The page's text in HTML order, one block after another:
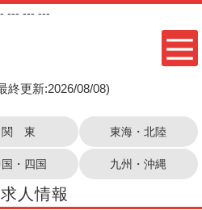
--- --- ---
終更新:2026/08/08)
関 東 東海・北陸
・四国 九州・沖縄
人情報